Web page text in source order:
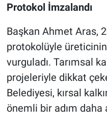
Protokol İmzalandı
Başkan Ahmet Aras,
protokolüyle üreticinin
vurguladı. Tarımsal
projeleriyle dikkat
Belediyesi, kırsal
önemli bir adım daha